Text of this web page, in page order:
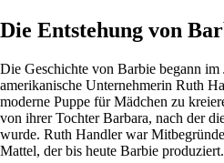
Die Entstehung von
Die Geschichte von Barbie begann im
amerikanische Unternehmerin Ruth
moderne Puppe für Mädchen zu
von ihrer Tochter Barbara, nach der
wurde. Ruth Handler war
Mattel, der bis heute Barbie produziert.